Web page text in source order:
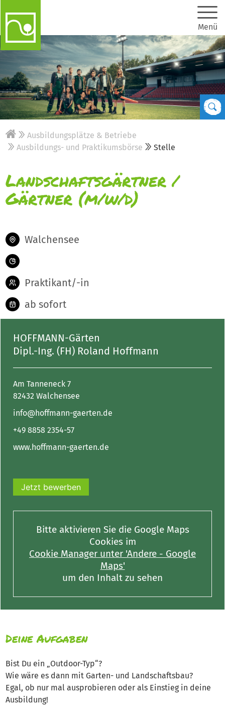
Menü
Ausbildungsplätze & Betriebe
Ausbildungs- und Praktikumsbörse
Stelle
Landschaftsgärtner /
Gärtner (m/w/d)
Walchensee
Praktikant/-in
ab sofort
HOFFMANN-Gärten
Dipl.-Ing. (FH) Roland Hoffmann
Am Tanneneck 7
82432 Walchensee
info@hoffmann-gaerten.de
+49 8858 2354-57
www.hoffmann-gaerten.de
Jetzt bewerben
Bitte aktivieren Sie die Google Maps
Cookies im
Cookie Manager unter 'Andere - Google
Maps'
um den Inhalt zu sehen
Deine Aufgaben
Bist Du ein „Outdoor-Typ“?
Wie wäre es dann mit Garten- und Landschaftsbau?
Egal, ob nur mal ausprobieren oder als Einstieg in deine
Ausbildung!